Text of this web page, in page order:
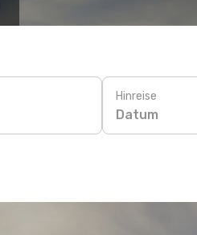
Hinreise
Datum